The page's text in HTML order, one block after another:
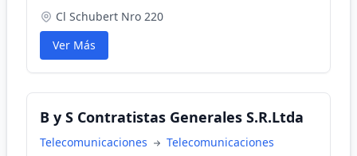
Cl Schubert Nro 220
Ver Más
B y S Contratistas Generales S.R.Ltda
Telecomunicaciones Telecomunicaciones